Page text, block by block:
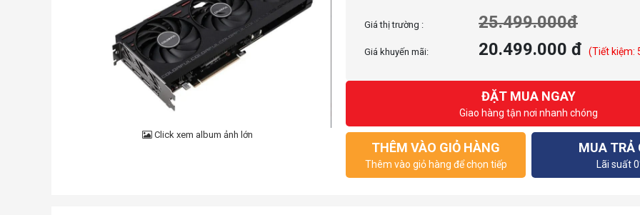
Click xem album ảnh lớn
Giá thị trường : 25.499.000đ
Giá khuyến mãi: 20.499.000 đ (Tiết kiệm:
ĐẶT MUA NGAY
Giao hàng tận nơi nhanh chóng
THÊM VÀO GIỎ HÀNG
Thêm vào giỏ hàng để chọn tiếp
MUA TRẢ
Lãi suất